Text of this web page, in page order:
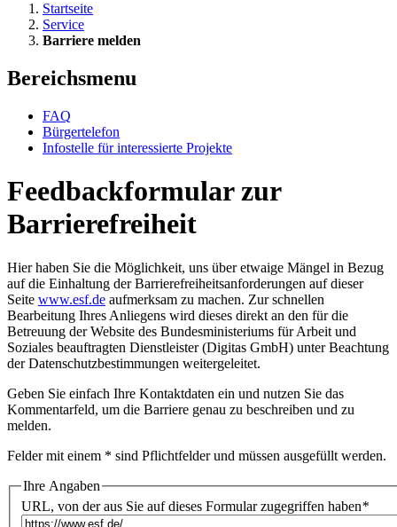
Startseite
Service
Barriere melden
Bereichsmenu
FAQ
Bür­ger­te­le­fon
In­fo­stel­le für in­ter­es­sier­te Pro­jek­te
Feedbackformular zur
Barrierefreiheit
Hier haben Sie die Möglichkeit, uns über etwaige Mängel in Bezug
auf die Einhaltung der Barrierefreiheitsanforderungen auf dieser
Seite www.esf.de aufmerksam zu machen. Zur schnellen
Bearbeitung Ihres Anliegens wird dieses direkt an den für die
Betreuung der Website des Bundesministeriums für Arbeit und
Soziales beauftragten Dienstleister (Digitas GmbH) unter Beachtung
derDatenschutzbestimmungen weitergeleitet.
Geben Sie einfach Ihre Kontaktdaten ein und nutzen Sie das
Kommentarfeld, um die Barriere genau zu beschreiben und zu
melden.
Felder mit einem * sind Pflichtfelder und müssen ausgefüllt werden.
Ihre Angaben
URL, von der aus Sie auf dieses Formular zugegriffen haben*